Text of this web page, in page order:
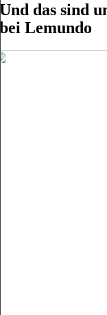
Und das sind
bei Lemundo